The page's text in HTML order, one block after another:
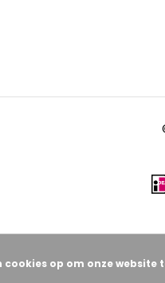
cookies op om onze website